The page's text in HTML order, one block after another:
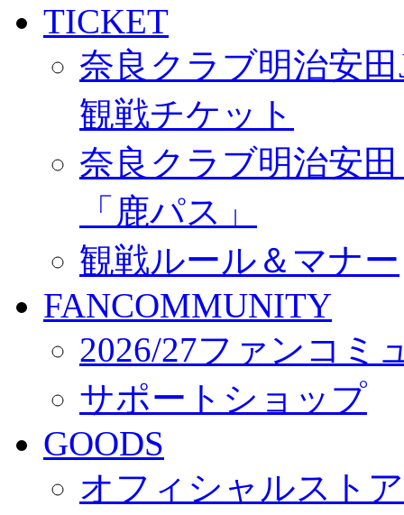
TICKET
奈良クラブ明治安
観戦チケット
奈良クラブ明治安
「鹿パス」
観戦ルール＆マナー
FANCOMMUNITY
2026/27ファンコミ
サポートショップ
GOODS
オフィシャルスト